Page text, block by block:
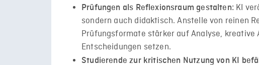
Prüfungen als Reflexionsraum gestalten: KI
sondern auch didaktisch. Anstelle von reinen
Prüfungsformate stärker auf Analyse, kreative
Entscheidungen setzen.
Studierende zur kritischen Nutzung von KI